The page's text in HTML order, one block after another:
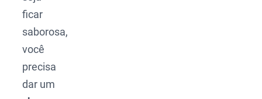
ficar
saborosa,
você
precisa
dar um